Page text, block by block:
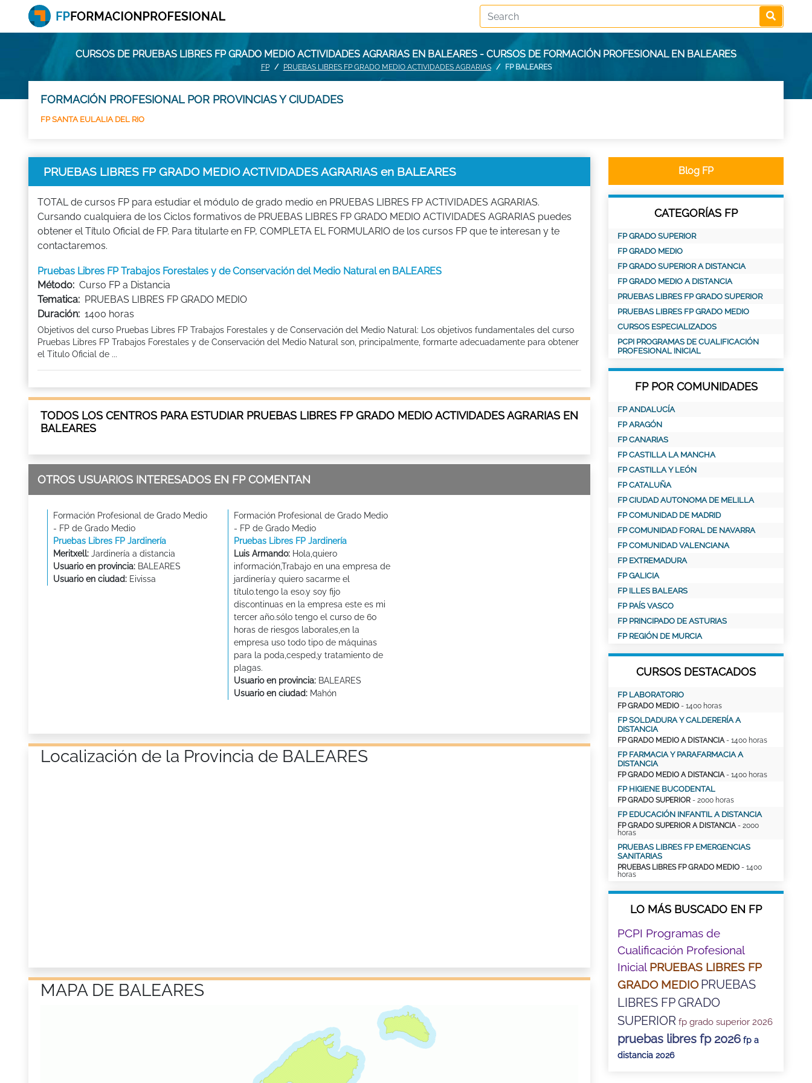
CURSOS DE PRUEBAS LIBRES FP GRADO MEDIO ACTIVIDADES AGRARIAS EN BALEARES - CURSOS DE FORMACIÓN PROFESIONAL EN BALEARES
FP PRUEBAS LIBRES FP GRADO MEDIO ACTIVIDADES AGRARIAS FP BALEARES
FORMACIÓN PROFESIONAL POR PROVINCIAS Y CIUDADES
FP SANTA EULALIA DEL RIO
PRUEBAS LIBRES FP GRADO MEDIO ACTIVIDADES AGRARIAS en BALEARES
TOTAL de cursos FP para estudiar el módulo de grado medio en PRUEBAS LIBRES FP ACTIVIDADES AGRARIAS.
Cursando cualquiera de los Ciclos formativos de PRUEBAS LIBRES FP GRADO MEDIO ACTIVIDADES AGRARIAS puedes
obtener el Título Oficial de FP. Para titularte en FP, COMPLETA EL FORMULARIO de los cursos FP que te interesan y te
contactaremos.
Pruebas Libres FP Trabajos Forestales y de Conservación del Medio Natural en BALEARES
Método: Curso FP a Distancia
Tematica: PRUEBAS LIBRES FP GRADO MEDIO
Duración: 1400 horas
Objetivos del curso Pruebas Libres FP Trabajos Forestales y de Conservación del Medio Natural: Los objetivos fundamentales del curso
Pruebas Libres FP Trabajos Forestales y de Conservación del Medio Natural son, principalmente, formarte adecuadamente para obtener
el Titulo Oficial de ...
TODOS LOS CENTROS PARA ESTUDIAR PRUEBAS LIBRES FP GRADO MEDIO ACTIVIDADES AGRARIAS EN
BALEARES
OTROS USUARIOS INTERESADOS EN FP COMENTAN
Formación Profesional de Grado Medio
- FP de Grado Medio
Pruebas Libres FP Jardinería
Meritxell: Jardinería a distancia
Usuario en provincia: BALEARES
Usuario en ciudad: Eivissa
Formación Profesional de Grado Medio
- FP de Grado Medio
Pruebas Libres FP Jardinería
Luis Armando: Hola,quiero
información,Trabajo en una empresa de
jardinería.y quiero sacarme el
título.tengo la eso.y soy fijo
discontinuas en la empresa este es mi
tercer año.sólo tengo el curso de 60
horas de riesgos laborales,en la
empresa uso todo tipo de máquinas
para la poda,cesped,y tratamiento de
plagas.
Usuario en provincia: BALEARES
Usuario en ciudad: Mahón
Localización de la Provincia de BALEARES
MAPA DE BALEARES
Blog FP
CATEGORÍAS FP
FP GRADO SUPERIOR
FP GRADO MEDIO
FP GRADO SUPERIOR A DISTANCIA
FP GRADO MEDIO A DISTANCIA
PRUEBAS LIBRES FP GRADO SUPERIOR
PRUEBAS LIBRES FP GRADO MEDIO
CURSOS ESPECIALIZADOS
PCPI PROGRAMAS DE CUALIFICACIÓN
PROFESIONAL INICIAL
FP POR COMUNIDADES
FP ANDALUCÍA
FP ARAGÓN
FP CANARIAS
FP CASTILLA LA MANCHA
FP CASTILLA Y LEÓN
FP CATALUÑA
FP CIUDAD AUTONOMA DE MELILLA
FP COMUNIDAD DE MADRID
FP COMUNIDAD FORAL DE NAVARRA
FP COMUNIDAD VALENCIANA
FP EXTREMADURA
FP GALICIA
FP ILLES BALEARS
FP PAÍS VASCO
FP PRINCIPADO DE ASTURIAS
FP REGIÓN DE MURCIA
CURSOS DESTACADOS
FP LABORATORIO
FP GRADO MEDIO - 1400 horas
FP SOLDADURA Y CALDERERÍA A
DISTANCIA
FP GRADO MEDIO A DISTANCIA- 1400 horas
FP FARMACIA Y PARAFARMACIA A
DISTANCIA
FP GRADO MEDIO A DISTANCIA- 1400 horas
FP HIGIENE BUCODENTAL
FP GRADO SUPERIOR - 2000 horas
FP EDUCACIÓN INFANTIL A DISTANCIA
FP GRADO SUPERIOR A DISTANCIA- 2000
horas
PRUEBAS LIBRES FP EMERGENCIAS
SANITARIAS
PRUEBAS LIBRES FP GRADO MEDIO - 1400
horas
LO MÁS BUSCADO EN FP
PCPI Programas de
Cualificación Profesional
Inicial PRUEBAS LIBRES FP
GRADO MEDIO PRUEBAS
LIBRES FP GRADO
SUPERIOR fp grado superior 2026
pruebas libres fp 2026 fp a
distancia 2026